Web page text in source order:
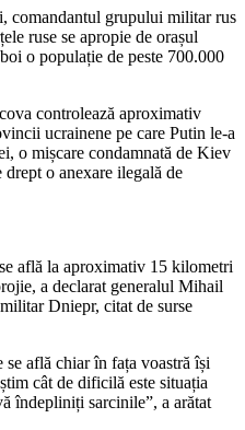
comandantul grupului militar rus
ruse se apropie de orașul
o populație de peste 700.000
controlează aproximativ
ucrainene pe care Putin le-a
o mișcare condamnată de Kiev
o anexare ilegală de
află la aproximativ 15 kilometri
a declarat generalul Mihail
Dniepr, citat de surse
află chiar în fața voastră își
cât de dificilă este situația
îndepliniți sarcinile”, a arătat